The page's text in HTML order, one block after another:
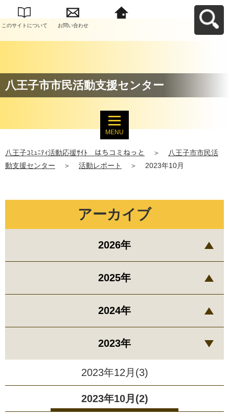
このサイトについて お問い合わせ
八王子市市民活動支援センター
MENU
八王子ｺﾐｭﾆﾃｨ活動応援ｻｲﾄ はちコミねっと ＞
八王子市市民活
動支援センター
＞ 活動レポート ＞ 2023年10月
アーカイブ
2026年
2025年
2024年
2023年
2023年12月(3)
2023年10月(2)